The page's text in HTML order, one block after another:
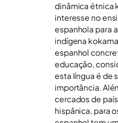
dinâmica étnica
interesse no
espanhola para
indígena
espanhol
educação,
esta língua é de
importância.
cercados de
hispânica, para